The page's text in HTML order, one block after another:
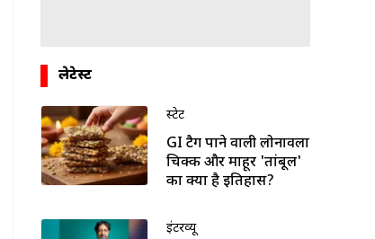
लेटेस्ट
स्टेट
GI टैग पाने वाली लोनावला
चिक्की और माहूर 'तांबूल'
का क्या है इतिहास?
इंटरव्यू